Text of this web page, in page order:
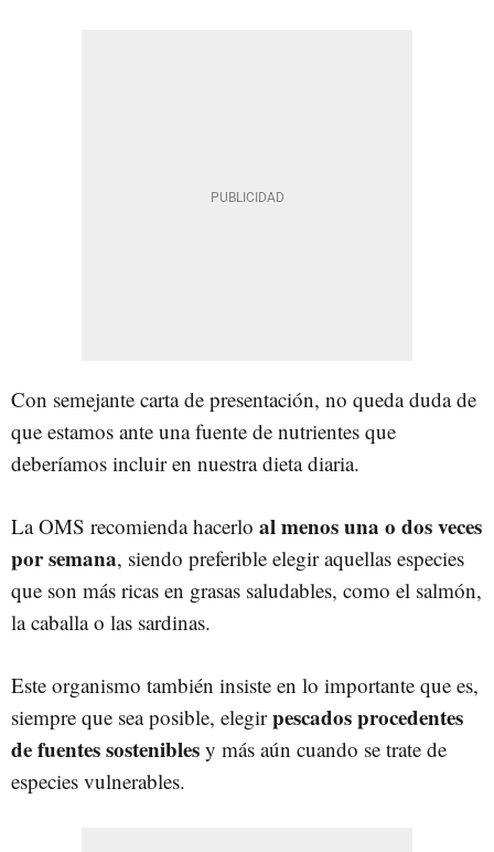
Con semejante carta de presentación, no queda duda de
que estamos ante una fuente de nutrientes que
deberíamos incluir en nuestra dieta diaria.
La OMS recomienda hacerlo al menos una o dos veces
por semana, siendo preferible elegir aquellas especies
que son más ricas en grasas saludables, como el salmón,
la caballa o las sardinas.
Este organismo también insiste en lo importante que es,
siempre que sea posible, elegirpescados procedentes
de fuentes sostenibles y más aún cuando se trate de
especies vulnerables.